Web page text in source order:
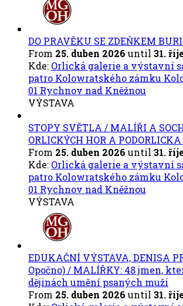
DO PRAVĚKU SE ZDEŇKEM
From 25. duben 2026 until 31.
Kde: Orlická galerie a výstavní
patro Kolowratského zámku
01 Rychnov nad Kněžnou
VÝSTAVA
STOPY SVĚTLA / MALÍŘI A
ORLICKÝCH HOR A
From 25. duben 2026 until 31.
Kde: Orlická galerie a výstavní
patro Kolowratského zámku
01 Rychnov nad Kněžnou
VÝSTAVA
EDUKAČNÍ VÝSTAVA, DENISA
Opočno) / MALÍŘKY: 48 jmen,
dějinách umění psaných muži
From 25. duben 2026 until 31.